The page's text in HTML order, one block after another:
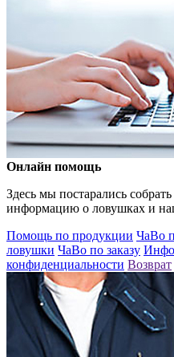
Онлайн помощь
Здесь мы постарались
информацию о ловушках и
Помощь по продукции ЧаВо
ловушки ЧаВо по заказу
конфиденциальности Возврат